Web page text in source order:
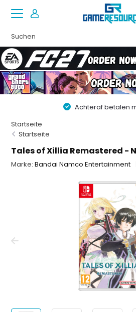
Achteraf betalen
Startseite
Startseite
Tales of Xillia Remastered -
Marke:Bandai Namco Entertainment